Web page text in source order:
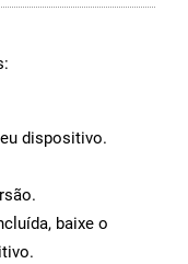
dispositivo.
baixe o